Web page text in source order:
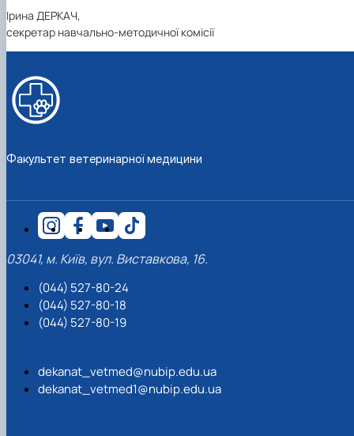
Ірина ДЕРКАЧ,
секретар навчально-методичної комісії
Факультет ветеринарної медицини
03041, м. Київ, вул. Виставкова, 16.
(044) 527-80-24
(044) 527-80-18
(044) 527-80-19
dekanat_vetmed@nubip.edu.ua
dekanat_vetmed1@nubip.edu.ua